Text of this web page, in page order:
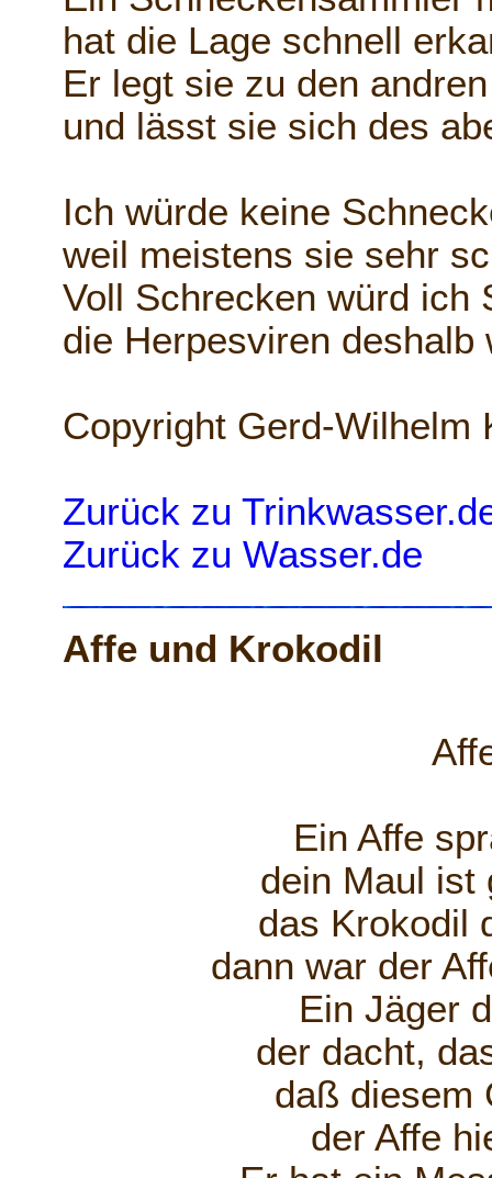
hat die Lage schnell
Er legt sie zu den
und lässt sie sich des
Ich würde keine
weil meistens sie sehr
Voll Schrecken würd ich
die Herpesviren deshalb
Copyright Gerd-Wilhelm
Zurück zu
Zurück zu Wasser.de
Affe und Krokodil
Affe
Ein Affe
dein Maul ist
das Krokodil
dann war der
Ein Jäger
der dacht,
daß diesem
der Affe